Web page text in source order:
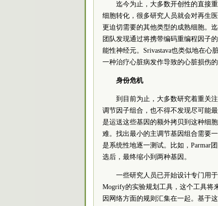
迄今为止，大多数开创性的直接
细胞转化，很多研究人员就会对再生
更迫切需要的其他类型的成熟细胞。
团队发现通过将携带编码重编程因子
能性神经元。Srivastava也类似地在
一种治疗心脏病发作导致的心脏损伤
身份危机
到目前为止，大多数研究着重关
调节因子组合，也不得不发现尽可能
是运送这些基因的额外拷贝到这种细
难。找出最小的主调节基因组合需要
是系统性地逐一测试。比如，Parmar
选后，最终缩小到两种基因。
一些研究人员已开始设计专门用
Mogrify的实验规划工具，这个工具将
因网络方面的规则汇集在一起。基于